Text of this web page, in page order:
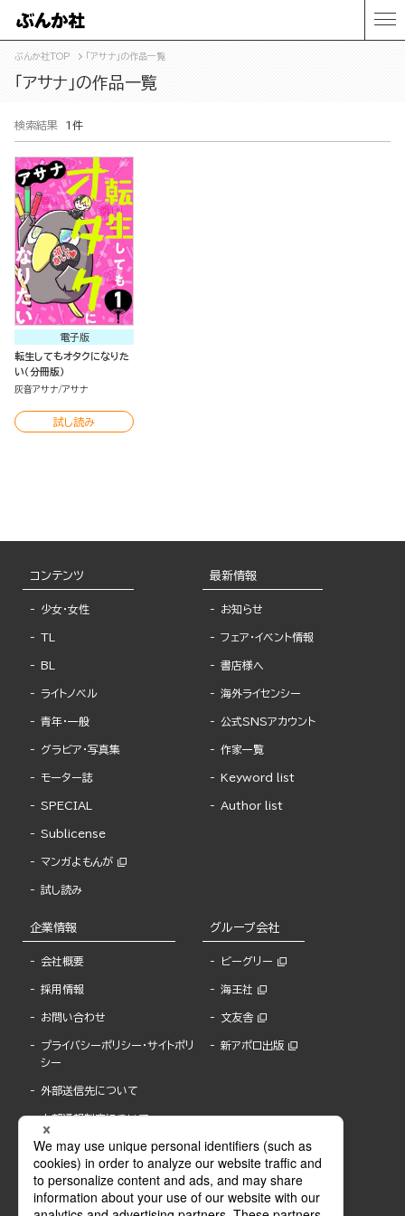
ぶんか社TOP 「アサナ」の作品一覧
「アサナ」の作品一覧
検索結果 1件
電子版
転生してもオタクになりた
い（分冊版）
灰音アサナ アサナ
試し読み
コンテンツ
少女・女性
TL
BL
ライトノベル
青年・一般
グラビア・写真集
モーター誌
SPECIAL
Sublicense
マンガよもんが
試し読み
最新情報
お知らせ
フェア・イベント情報
書店様へ
海外ライセンシー
公式SNSアカウント
作家一覧
Keyword list
Author list
企業情報
会社概要
採用情報
お問い合わせ
プライバシーポリシー・サイトポリ
シー
外部送信先について
内部通報制度について
グループ会社
ビーグリー
海王社
文友舎
新アポロ出版